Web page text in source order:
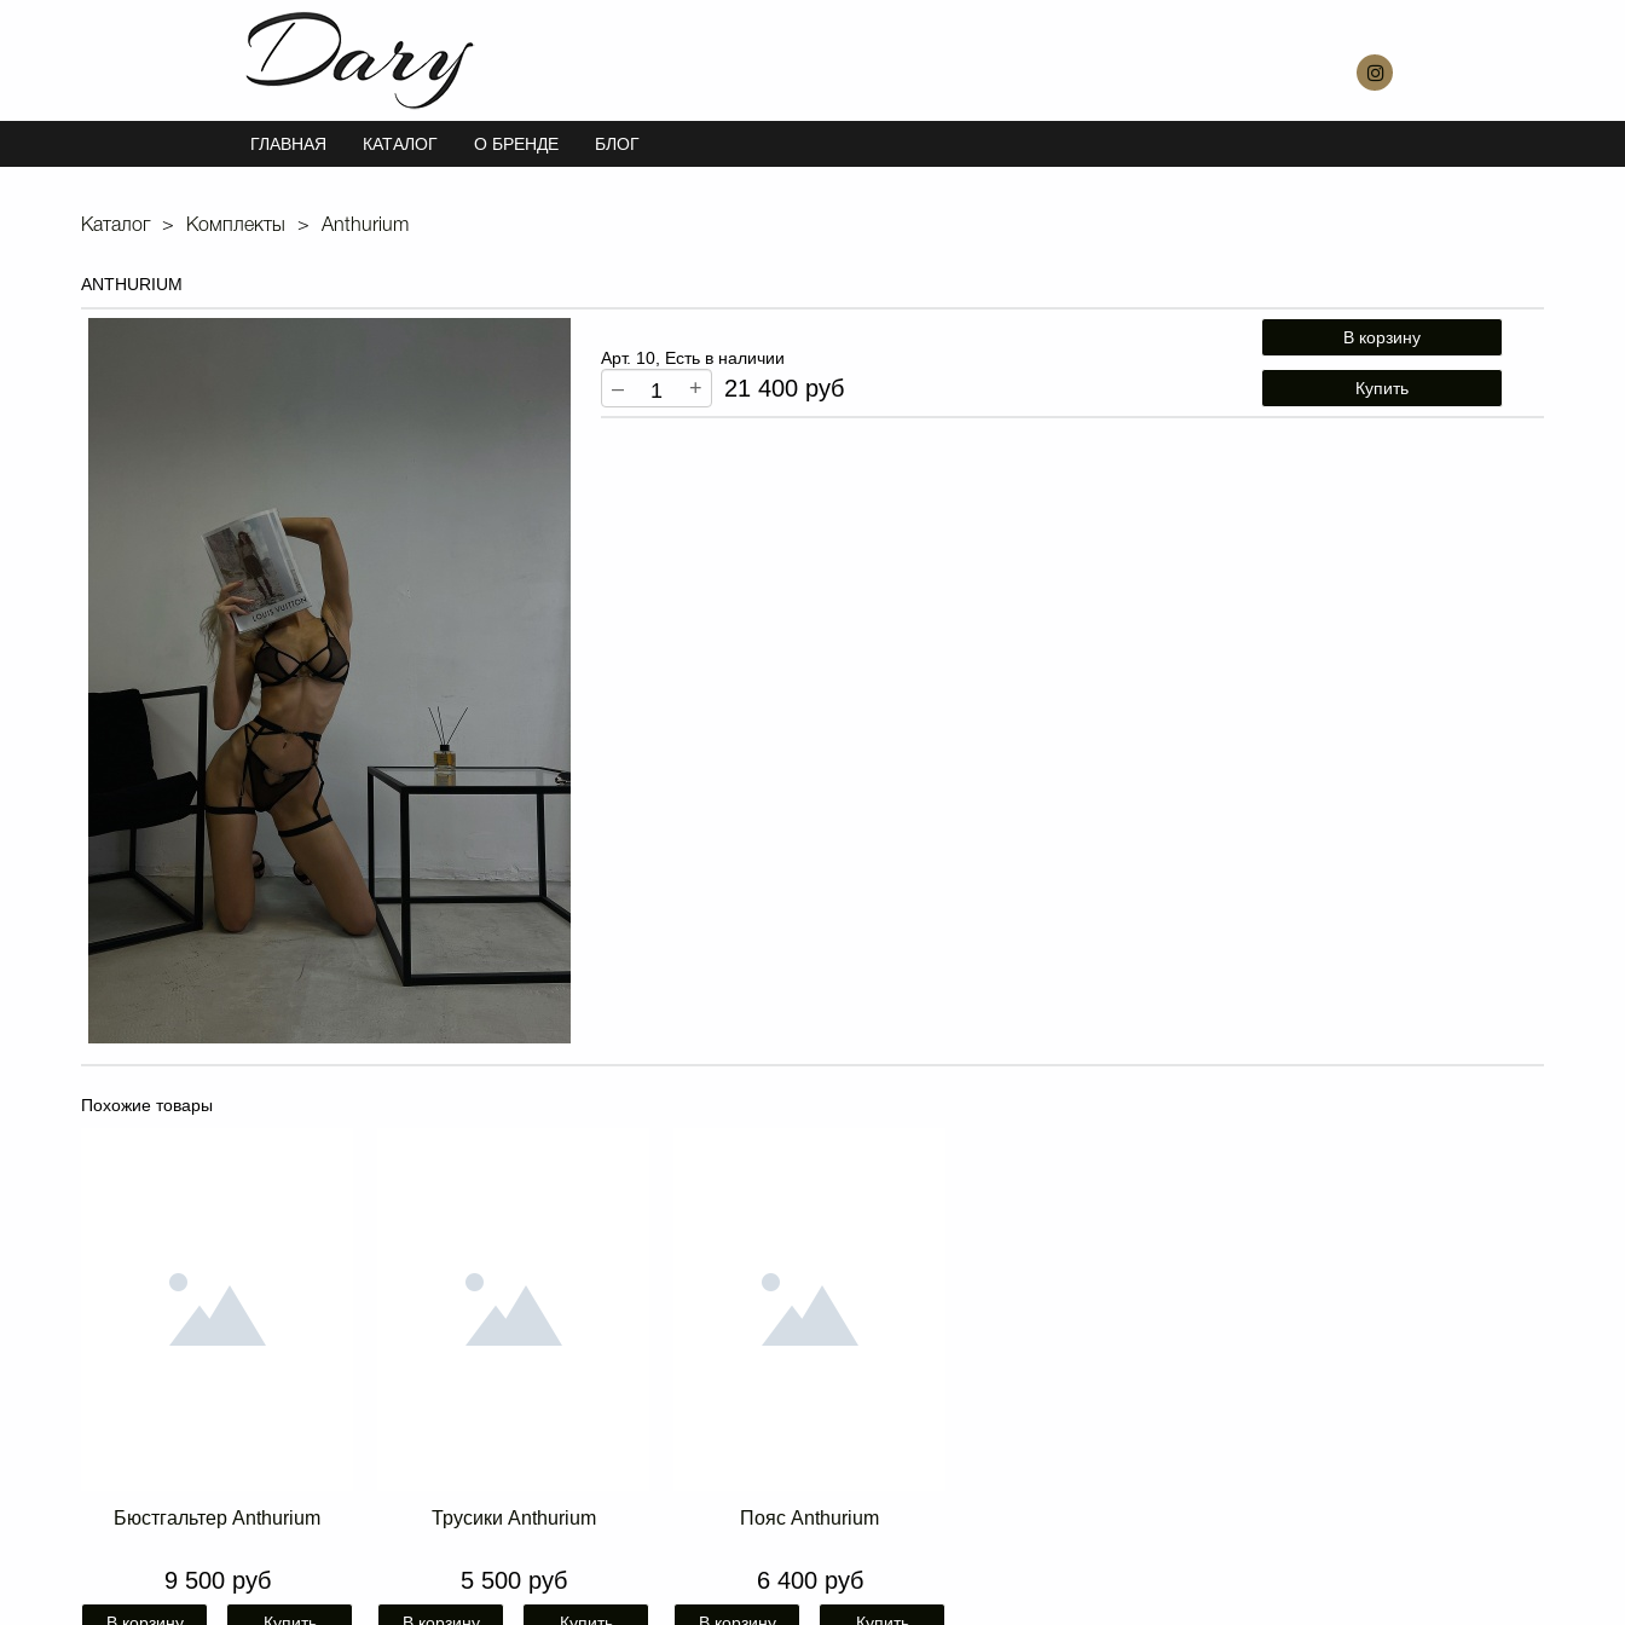
ГЛАВНАЯ КАТАЛОГ О БРЕНДЕ БЛОГ
Каталог Комплекты Anthurium
ANTHURIUM
Арт. 10, Есть в наличии
– + 21 400 руб
В корзину
Купить
Похожие товары
Бюстгальтер Anthurium
9 500 руб
Трусики Anthurium
5 500 руб
Пояс Anthurium
6 400 руб